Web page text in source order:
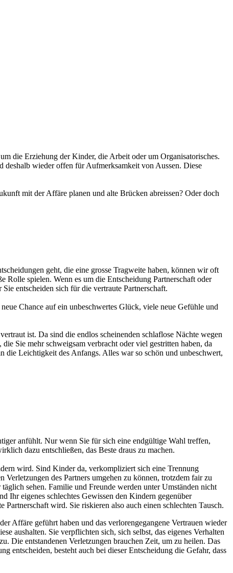
die Erziehung der Kinder, die Arbeit oder um Organisatorisches.
deshalb wieder offen für Aufmerksamkeit von Aussen. Diese
mit der Affäre planen und alte Brücken abreissen? Oder doch
geht, die eine grosse Tragweite haben, können wir oft
spielen. Wenn es um die Entscheidung Partnerschaft oder
entscheiden sich für die vertraute Partnerschaft.
Chance auf ein unbeschwertes Glück, viele neue Gefühle und
ist. Da sind die endlos scheinenden schlaflose Nächte wegen
Sie mehr schweigsam verbracht oder viel gestritten haben, da
die Leichtigkeit des Anfangs. Alles war so schön und unbeschwert,
anfühlt. Nur wenn Sie für sich eine endgültige Wahl treffen,
dazu entschließen, das Beste draus zu machen.
wird. Sind Kinder da, verkompliziert sich eine Trennung
des Partners umgehen zu können, trotzdem fair zu
sehen. Familie und Freunde werden unter Umständen nicht
Ihr eigenes schlechtes Gewissen den Kindern gegenüber
wird. Sie riskieren also auch einen schlechten Tausch.
Affäre geführt haben und das verlorengegangene Vertrauen wieder
aushalten. Sie verpflichten sich, sich selbst, das eigenes Verhalten
Die entstandenen Verletzungen brauchen Zeit, um zu heilen. Das
entscheiden, besteht auch bei dieser Entscheidung die Gefahr, dass